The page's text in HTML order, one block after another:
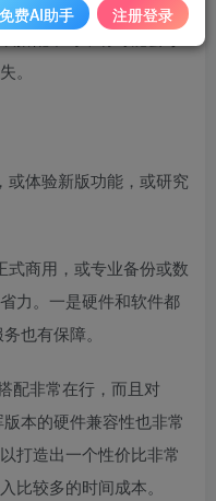
能低的情况，如果不是
。
或体验新版功能，或研究
式商用，或专业备份或数
力。一是硬件和软件都
也有保障。
配非常在行，而且对
本的硬件兼容性也非常
打造出一个性价比非常
比较多的时间成本。
免费AI助手 注册登录